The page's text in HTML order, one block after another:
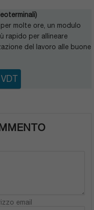
molte ore, un modulo
rapido per allineare
del lavoro alle buone
email